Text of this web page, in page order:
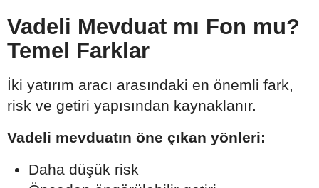
Vadeli Mevduat mı Fon mu?
Temel Farklar
İki yatırım aracı arasındaki en önemli fark,
risk ve getiri yapısından kaynaklanır.
Vadeli mevduatın öne çıkan yönleri:
Daha düşük risk